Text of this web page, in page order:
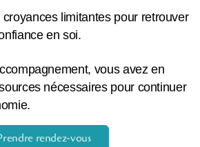
limitantes pour retrouver
en soi.
vous avez en
nécessaires pour continuer
rendez-vous